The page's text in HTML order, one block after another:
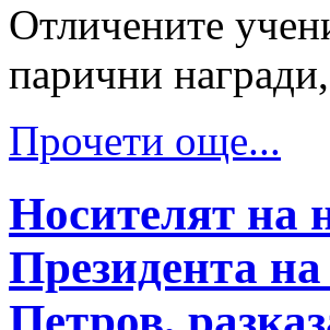
Отличените
парични
Прочети още...
Носителят на
Президента